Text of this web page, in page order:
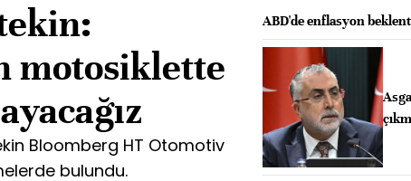
motosiklette
Bloomberg HT Otomotiv
bulundu.
ABD'de enflasyon